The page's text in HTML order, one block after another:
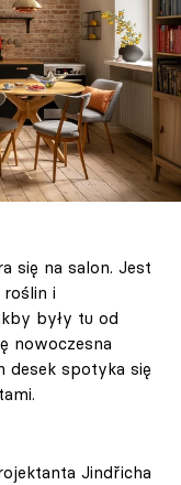
się na salon. Jest
roślin i
były tu od
nowoczesna
desek spotyka się
Jindřicha